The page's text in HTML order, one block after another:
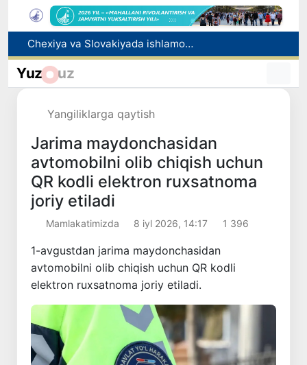
Chexiya va Slovakiyada ishlamoqchi bo‘lgan tibbiyot mutaxassislari ro‘yxatga olinadi
Bolaning familiyasiga otasining ismini berishga ruxsat beriladi
Behruz Karimov faoliyatini Shveytsariyaning «Lugano» klubida davom ettiradi
Yuz uz
Yangiliklarga qaytish
Jarima maydonchasidan
avtomobilni olib chiqish uchun
QR kodli elektron ruxsatnoma
joriy etiladi
Mamlakatimizda 8 iyl 2026, 14:17 1 396
1-avgustdan jarima maydonchasidan
avtomobilni olib chiqish uchun QR kodli
elektron ruxsatnoma joriy etiladi.